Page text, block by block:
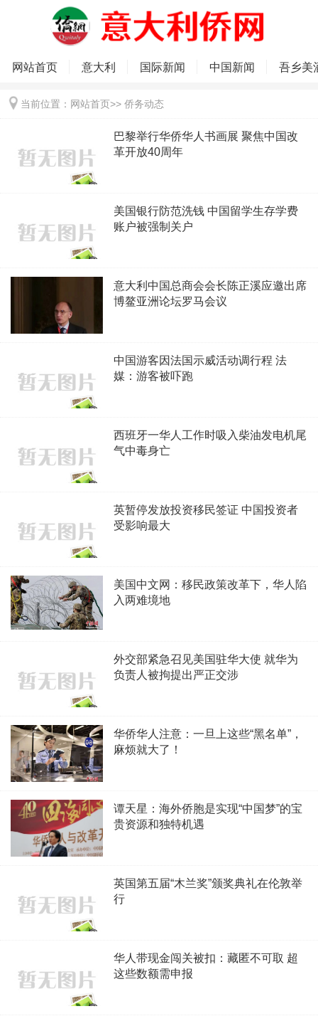
网站首页 意大利 国际新闻 中国新闻 吾乡美
当前位置： 网站首页>> 侨务动态
巴黎举行华侨华人书画展 聚焦中国改
革开放40周年
美国银行防范洗钱 中国留学生存学费
账户被强制关户
意大利中国总商会会长陈正溪应邀出席
博鳌亚洲论坛罗马会议
中国游客因法国示威活动调行程 法
媒：游客被吓跑
西班牙一华人工作时吸入柴油发电机尾
气中毒身亡
英暂停发放投资移民签证 中国投资者
受影响最大
美国中文网：移民政策改革下，华人陷
入两难境地
外交部紧急召见美国驻华大使 就华为
负责人被拘提出严正交涉
华侨华人注意：一旦上这些“黑名单”，
麻烦就大了！
谭天星：海外侨胞是实现“中国梦”的宝
贵资源和独特机遇
英国第五届“木兰奖”颁奖典礼在伦敦举
行
华人带现金闯关被扣：藏匿不可取 超
这些数额需申报